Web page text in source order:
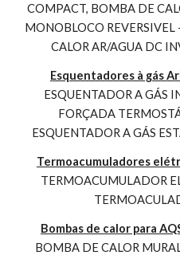
COMPACT, BOMBA DE
MONOBLOCO
CALOR AR/AGUA DC
Esquentadores à gás
ESQUENTADOR A GÁS
FORÇADA
ESQUENTADOR A GÁS
Termoacumuladores
TERMOACUMULADOR
Bombas de calor para
BOMBA DE CALOR